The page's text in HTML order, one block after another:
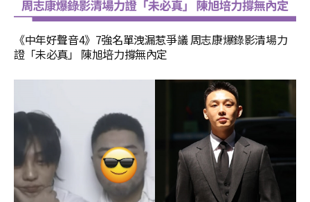
《中年好聲音4》7強名單洩漏惹爭議 周志康爆錄影清場力
證「未必真」 陳旭培力撐無內定